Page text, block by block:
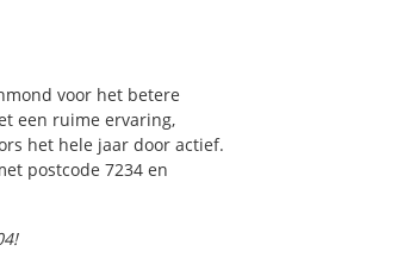
voor het betere
een ruime ervaring,
het hele jaar door actief.
postcode 7234 en